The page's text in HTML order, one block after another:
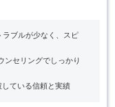
ラブルが少なく、スピ
ンセリングでしっかり
ている信頼と実績